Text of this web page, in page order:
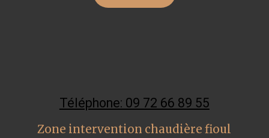
Téléphone: 09 72 66 89 55
Zone intervention chaudière fioul